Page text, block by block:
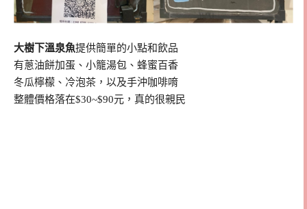
大樹下溫泉魚提供簡單的小點和飲品
有蔥油餅加蛋、小籠湯包、蜂蜜百香
冬瓜檸檬、冷泡茶，以及手沖咖啡唷
整體價格落在$30~$90元，真的很親民